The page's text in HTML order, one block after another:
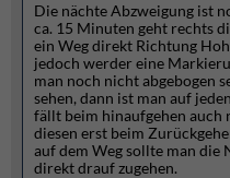
Die nächte Abzweigung ist
ca. 15 Minuten geht rechts
ein Weg direkt Richtung
jedoch werder eine
man noch nicht abgebogen
sehen, dann ist man auf
fällt beim hinaufgehen auch
diesen erst beim
auf dem Weg sollte man die
direkt drauf zugehen.